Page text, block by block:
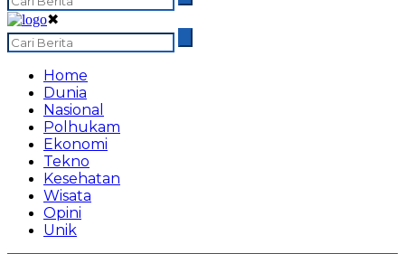
✖
Home
Dunia
Nasional
Polhukam
Ekonomi
Tekno
Kesehatan
Wisata
Opini
Unik